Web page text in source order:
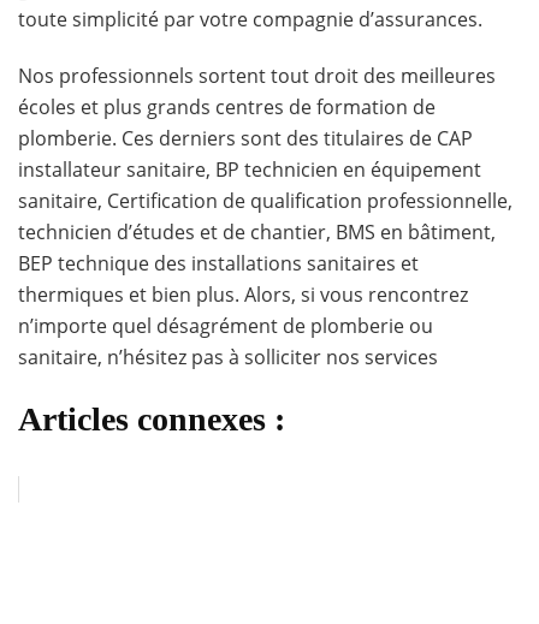
toute simplicité par votre compagnie d’assurances.
Nos professionnels sortent tout droit des meilleures
écoles et plus grands centres de formation de
plomberie. Ces derniers sont des titulaires de CAP
installateur sanitaire, BP technicien en équipement
sanitaire, Certification de qualification professionnelle,
technicien d’études et de chantier, BMS en bâtiment,
BEP technique des installations sanitaires et
thermiques et bien plus. Alors, si vous rencontrez
n’importe quel désagrément de plomberie ou
sanitaire, n’hésitez pas à solliciter nos services
Articles connexes :